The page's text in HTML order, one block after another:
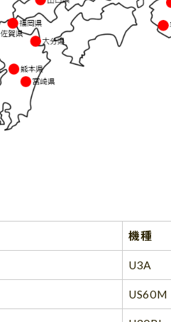
機種
U3A
US60M